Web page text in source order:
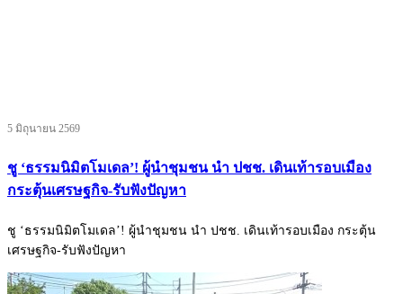
5 มิถุนายน 2569
ชู ‘ธรรมนิมิตโมเดล’! ผู้นำชุมชน นำ ปชช. เดินเท้ารอบเมือง
กระตุ้นเศรษฐกิจ-รับฟังปัญหา
ชู ‘ธรรมนิมิตโมเดล’! ผู้นำชุมชน นำ ปชช. เดินเท้ารอบเมือง กระตุ้น
เศรษฐกิจ-รับฟังปัญหา